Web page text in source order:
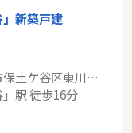
新築戸建
神奈川県横浜市保土ケ谷区東川島町
駅 徒歩16分